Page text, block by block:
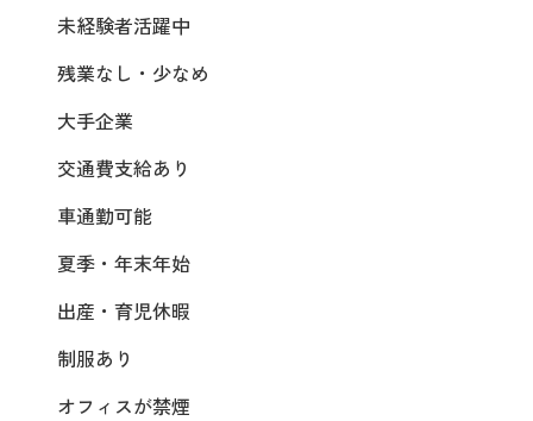
未経験者活躍中
残業なし・少なめ
大手企業
交通費支給あり
車通勤可能
夏季・年末年始
出産・育児休暇
制服あり
オフィスが禁煙